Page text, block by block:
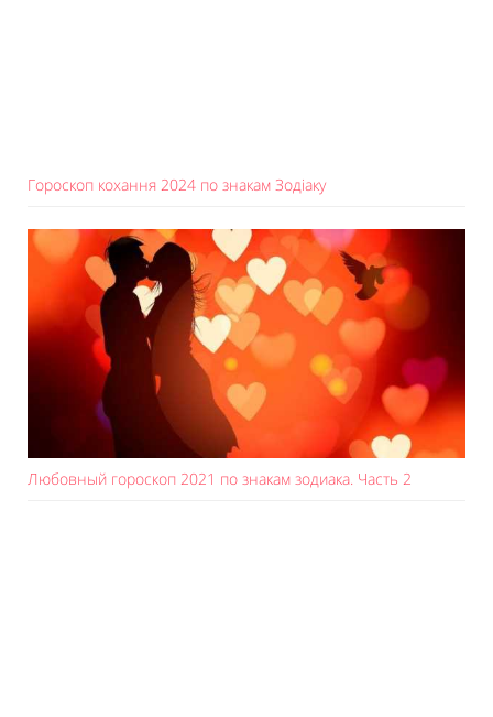
Гороскоп кохання 2024 по знакам Зодіаку
Любовный гороскоп 2021 по знакам зодиака. Часть 2